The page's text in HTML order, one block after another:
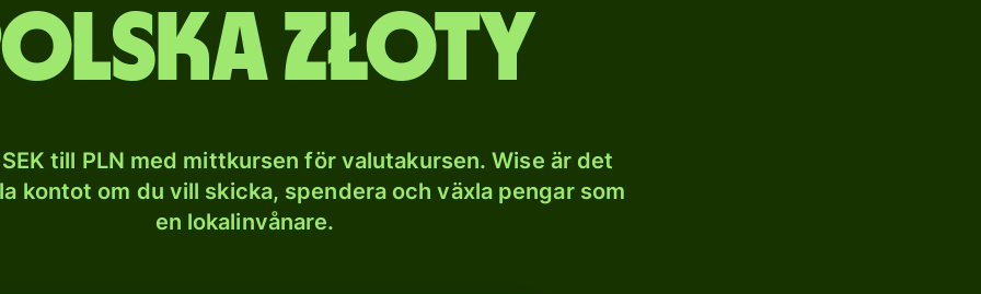
złoty
till PLN med mittkursen för valutakursen. Wise är det
kontot om du vill skicka, spendera och växla pengar som
en lokalinvånare.